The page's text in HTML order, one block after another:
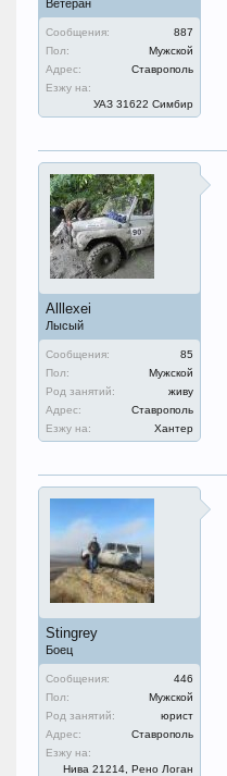
Ветеран
Сообщения:
887
Пол:
Мужской
Адрес:
Ставрополь
Езжу на:
УАЗ 31622 Симбир
Alllexei
Лысый
Сообщения:
85
Пол:
Мужской
Род занятий:
живу
Адрес:
Ставрополь
Езжу на:
Хантер
Stingrey
Боец
Сообщения:
446
Пол:
Мужской
Род занятий:
юрист
Адрес:
Ставрополь
Езжу на:
Нива 21214, Рено Логан